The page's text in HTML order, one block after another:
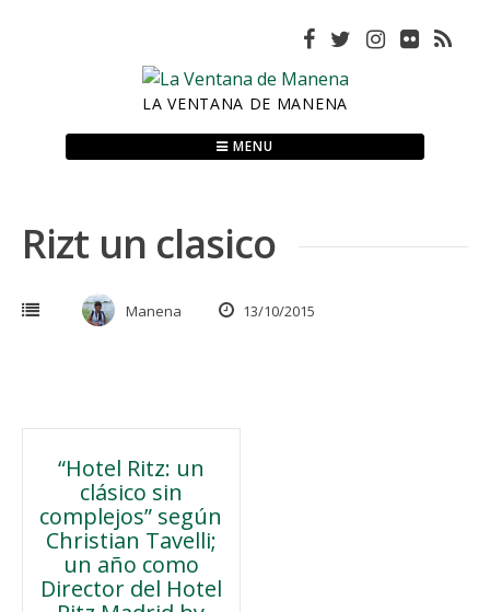
LA VENTANA DE MANENA
MENU
Rizt un clasico
Manena 13/10/2015
Navegación
de
entradas
“Hotel Ritz: un
clásico sin
complejos” según
Christian Tavelli;
un año como
Director del Hotel